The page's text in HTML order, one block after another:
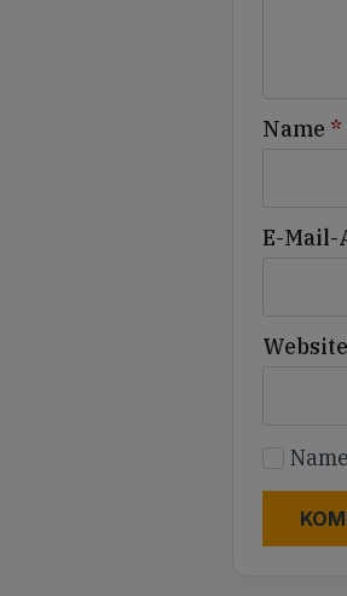
Name *
E-Mail-
Website